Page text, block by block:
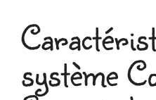
système